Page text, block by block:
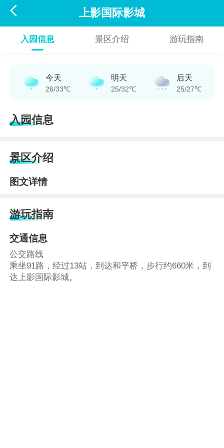
 上影国际影城
入园信息 景区介绍 游玩指南
今天
26/33℃
明天
25/32℃
后天
25/27℃
入园信息
景区介绍
图文详情
游玩指南
交通信息
公交路线
乘坐91路，经过13站，到达和平桥，步行约660米，到
达上影国际影城。